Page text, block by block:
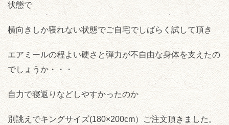
状態で
横向きしか寝れない状態でご自宅でしばらく試して頂き
エアミールの程よい硬さと弾力が不自由な身体を支えたの
でしょうか・・・
自力で寝返りなどしやすかったのか
別誂えでキングサイズ(180×200cm）ご注文頂きました。